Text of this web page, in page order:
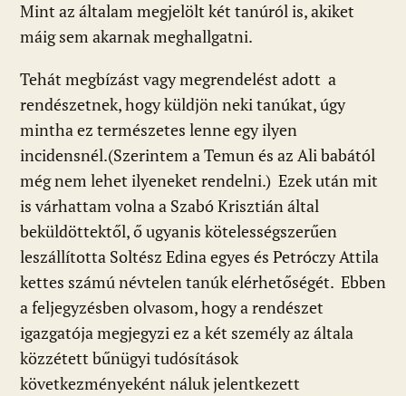
Mint az általam megjelölt két tanúról is, akiket
máig sem akarnak meghallgatni.
Tehát megbízást vagy megrendelést adott a
rendészetnek, hogy küldjön neki tanúkat, úgy
mintha ez természetes lenne egy ilyen
incidensnél.(Szerintem a Temun és az Ali babától
még nem lehet ilyeneket rendelni.) Ezek után mit
is várhattam volna a Szabó Krisztián által
beküldöttektől, ő ugyanis kötelességszerűen
leszállította Soltész Edina egyes és Petróczy Attila
kettes számú névtelen tanúk elérhetőségét. Ebben
a feljegyzésben olvasom, hogy a rendészet
igazgatója megjegyzi ez a két személy az általa
közzétett bűnügyi tudósítások
következményeként náluk jelentkezett